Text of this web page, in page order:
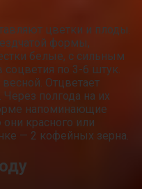
цветки и плоды.
формы,
белые, с сильным
по 3-6 штук.
Отцветает
полгода на их
напоминающие
красного или
— 2 кофейных зерна.